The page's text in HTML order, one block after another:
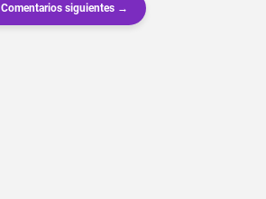
Comentarios siguientes →